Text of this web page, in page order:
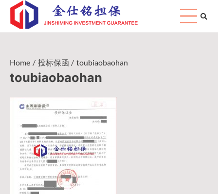
Skip
content
Home 投标保函 toubiaobaohan
toubiaobaohan